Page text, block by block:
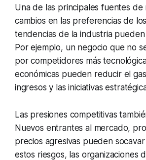
Una de las principales fuentes de
cambios en las preferencias de
tendencias de la industria
Por ejemplo, un negocio que no
por competidores más
económicas pueden reducir el
ingresos y las iniciativas
Las presiones competitivas
Nuevos entrantes al mercado,
precios agresivas pueden
estos riesgos, las organizaciones